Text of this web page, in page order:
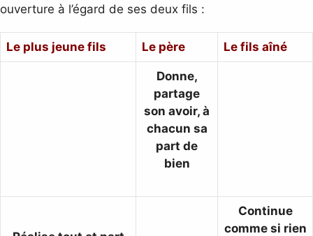
ouverture à l’égard de ses deux fils :
Le plus jeune fils Le père Le fils aîné
Donne,
partage
son avoir, à
chacun sa
part de
bien
Continue
comme si rien